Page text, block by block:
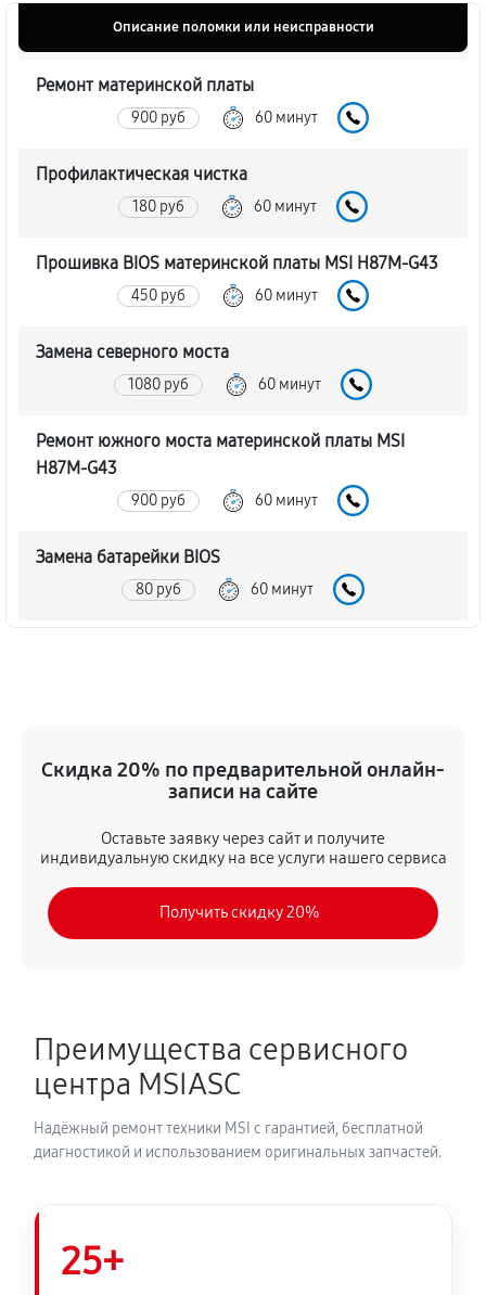
Описание поломки или неисправности
Ремонт материнской платы
900 руб 60 минут
Профилактическая чистка
180 руб 60 минут
Прошивка BIOS материнской платы MSI H87M-G43
450 руб 60 минут
Замена северного моста
1080 руб 60 минут
Ремонт южного моста материнской платы MSI
H87M-G43
900 руб 60 минут
Замена батарейки BIOS
80 руб 60 минут
Скидка 20% по предварительной онлайн-
записи на сайте
Оставьте заявку через сайт и получите
индивидуальную скидку на все услуги нашего сервиса
Получить скидку 20%
Преимущества сервисного
центра MSIASC
Надёжный ремонт техники MSI с гарантией, бесплатной
диагностикой и использованием оригинальных запчастей.
25+